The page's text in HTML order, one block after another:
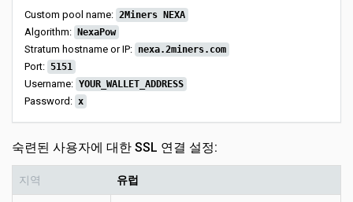
Custom pool name: 2Miners NEXA
Algorithm: NexaPow
Stratum hostname or IP: nexa.2miners.com
Port: 5151
Username: YOUR_WALLET_ADDRESS
Password: x
숙련된 사용자에 대한 SSL 연결 설정:
지역 유럽